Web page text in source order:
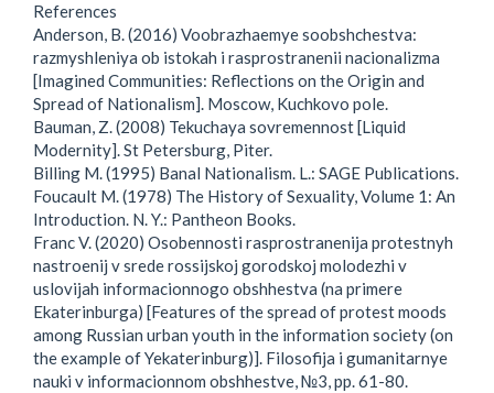
References
Anderson, B. (2016) Voobrazhaemye soobshchestva:
razmyshleniya ob istokah i rasprostranenii nacionalizma
[Imagined Communities: Reflections on the Origin and
Spread of Nationalism]. Moscow, Kuchkovo pole.
Bauman, Z. (2008) Tekuchaya sovremennost [Liquid
Modernity]. St Petersburg, Piter.
Billing M. (1995) Banal Nationalism. L.: SAGE Publications.
Foucault M. (1978) The History of Sexuality, Volume 1: An
Introduction. N. Y.: Pantheon Books.
Franc V. (2020) Osobennosti rasprostranenija protestnyh
nastroenij v srede rossijskoj gorodskoj molodezhi v
uslovijah informacionnogo obshhestva (na primere
Ekaterinburga) [Features of the spread of protest moods
among Russian urban youth in the information society (on
the example of Yekaterinburg)]. Filosofija i gumanitarnye
nauki v informacionnom obshhestve, №3, pp. 61-80.